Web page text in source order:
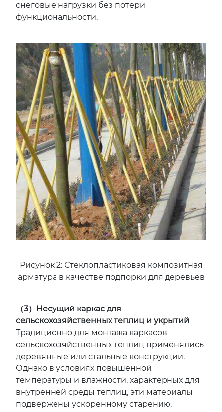
снеговые нагрузки без потери
функциональности.
Рисунок 2: Стеклопластиковая композитная
арматура в качестве подпорки для деревьев
（3）Несущий каркас для
сельскохозяйственных теплиц и укрытий
Традиционно для монтажа каркасов
сельскохозяйственных теплиц применялись
деревянные или стальные конструкции.
Однако в условиях повышенной
температуры и влажности, характерных для
внутренней среды теплиц, эти материалы
подвержены ускоренному старению,